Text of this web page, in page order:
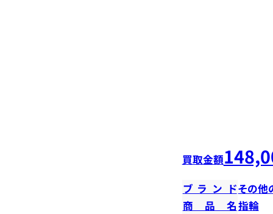
買取金額
ブランドその他
商品名指輪